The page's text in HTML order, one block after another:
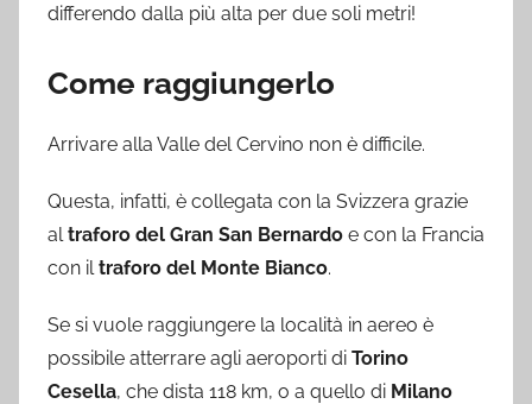
differendo dalla più alta per due soli metri!
Come raggiungerlo
Arrivare alla Valle del Cervino non è difficile.
Questa, infatti, è collegata con la Svizzera grazie
al traforo del Gran San Bernardo e con la Francia
con il traforo del Monte Bianco.
Se si vuole raggiungere la località in aereo è
possibile atterrare agli aeroporti di Torino
Cesella, che dista 118 km, o a quello di Milano